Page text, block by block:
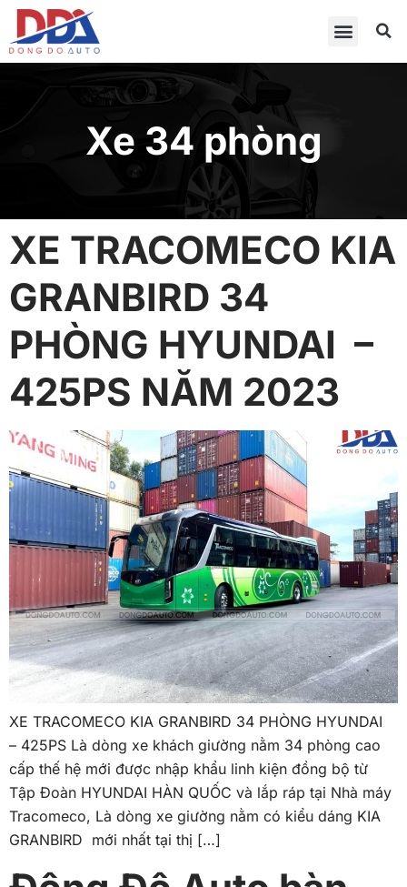
Xe 34 phòng
XE TRACOMECO KIA
GRANBIRD 34
PHÒNG HYUNDAI –
425PS NĂM 2023
XE TRACOMECO KIA GRANBIRD 34 PHÒNG HYUNDAI
– 425PS Là dòng xe khách giường nằm 34 phòng cao
cấp thế hệ mới được nhập khẩu linh kiện đồng bộ từ
Tập Đoàn HYUNDAI HÀN QUỐC và lắp ráp tại Nhà máy
Tracomeco, Là dòng xe giường nằm có kiểu dáng KIA
GRANBIRD mới nhất tại thị […]